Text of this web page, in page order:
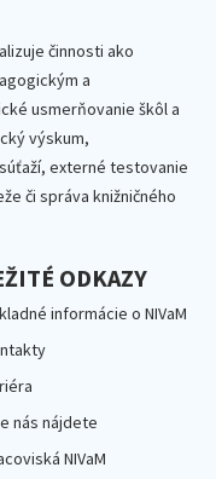
činnosti ako
a
usmerňovanie škôl a
výskum,
externé testovanie
či správa knižničného
ODKAZY
informácie o NIVaM
nás nájdete
NIVaM